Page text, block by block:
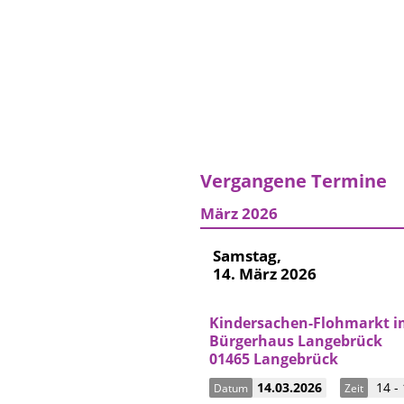
Vergangene Termine
März 2026
Samstag,
14. März 2026
Kindersachen-Flohmarkt
Bürgerhaus Langebrück
01465 Langebrück
Datum 14.03.2026 Zeit 14 -